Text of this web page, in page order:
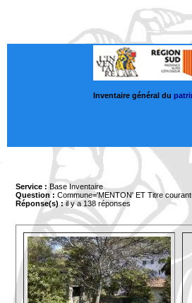
Inventaire général du
Service : Base Inventaire
Question : Commune='MENTON' ET Titre
Réponse(s) :il y a 138 réponses